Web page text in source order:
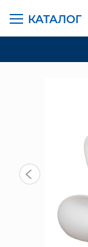
КАТАЛОГ
ГЛАВНАЯ СТРАНИЦА